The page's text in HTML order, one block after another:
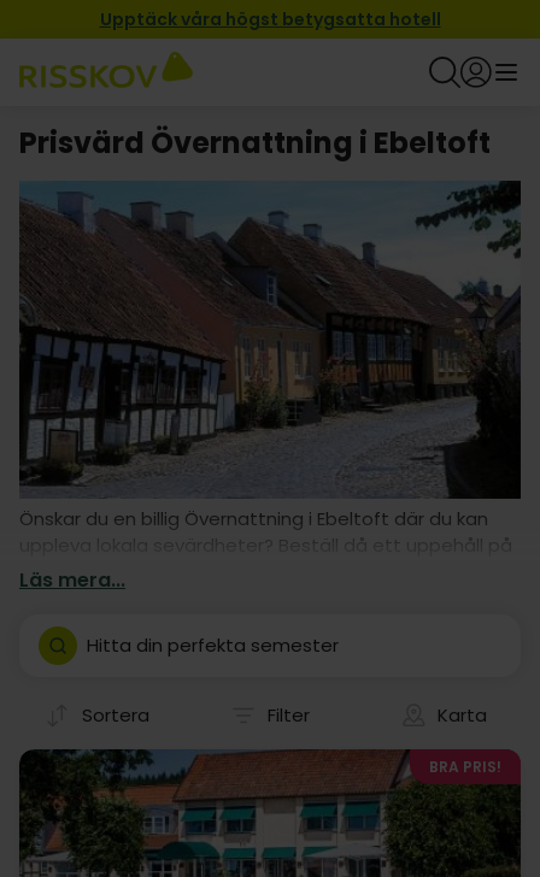
Upptäck våra högst betygsatta hotell
Prisvärd Övernattning i Ebeltoft
Önskar du en billig Övernattning i Ebeltoft där du kan
uppleva lokala sevärdheter? Beställ då ett uppehåll på
ett av våra många hotell! Våra hotelluppehåll är
Ebeltoft.
Läs mera...
Hitta din perfekta semester
Sortera Filter Karta
BRA PRIS!